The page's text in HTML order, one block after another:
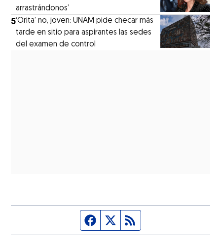
arrastrándonos’
5‘Orita’ no, joven: UNAM pide checar más
tarde en sitio para aspirantes las sedes
del examen de control
Página de Facebook
Fuente Twitter